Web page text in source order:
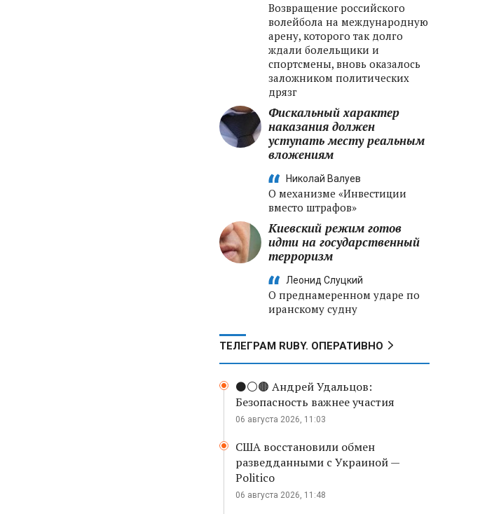
Возвращение российского
волейбола на международную
арену, которого так долго
ждали болельщики и
спортсмены, вновь оказалось
заложником политических
дрязг
Фискальный характер
наказания должен
уступать месту реальным
вложениям
Николай Валуев
О механизме «Инвестиции
вместо штрафов»
Киевский режим готов
идти на государственный
терроризм
Леонид Слуцкий
О преднамеренном ударе по
иранскому судну
ТЕЛЕГРАМ RUBY. ОПЕРАТИВНО
⚫️⚪️🟤 Андрей Удальцов:
Безопасность важнее участия
06 августа 2026, 11:03
США восстановили обмен
разведданными с Украиной —
Politico
06 августа 2026, 11:48